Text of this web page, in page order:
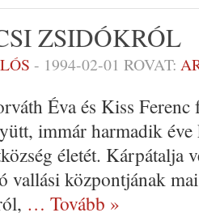
ZSIDÓKRÓL
- 1994-02-01 ROVAT:
Éva és Kiss
immár harmadik
életét. Kárpátalja
vallási központjának
… Tovább »